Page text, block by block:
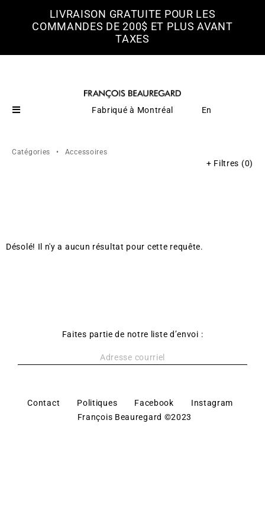
LIVRAISON GRATUITE POUR LES
COMMANDES DE 200$ ET PLUS AVANT
TAXES
Fabriqué à Montréal En
Catégories • Accessoires
Filtres (0)
Désolé! Il n'y a aucun résultat pour cette requête.
Faites partie de notre liste d’envoi :
Contact Politiques Facebook
Instagram
François Beauregard ©2023